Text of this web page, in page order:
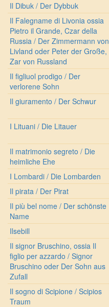
Il Dibuk / Der Dybbuk
Il Falegname di Livonia ossia
Pietro il Grande, Czar della
Russia / Der Zimmermann von
Livland oder Peter der Große,
Zar von Russland
Il figliuol prodigo / Der
verlorene Sohn
Il giuramento / Der Schwur
I Lituani / Die Litauer
Il matrimonio segreto / Die
heimliche Ehe
I Lombardi / Die Lombarden
Il pirata / Der Pirat
Il più bel nome / Der schönste
Name
Ilsebill
Il signor Bruschino, ossia Il
figlio per azzardo / Signor
Bruschino oder Der Sohn aus
Zufall
Il sogno di Scipione / Scipios
Traum